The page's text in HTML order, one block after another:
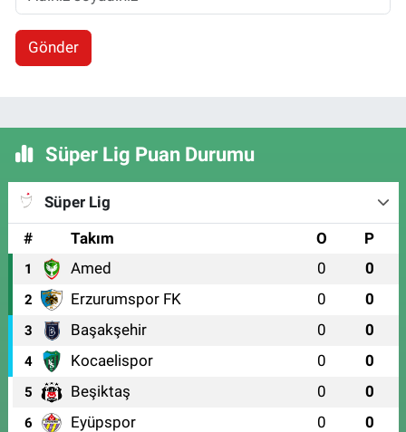
Gönder
Süper Lig Puan Durumu
Süper Lig
#
Takım O P
1 Amed 0 0
2 Erzurumspor FK 0 0
3 Başakşehir 0 0
4 Kocaelispor 0 0
5 Beşiktaş 0 0
6 Eyüpspor 0 0